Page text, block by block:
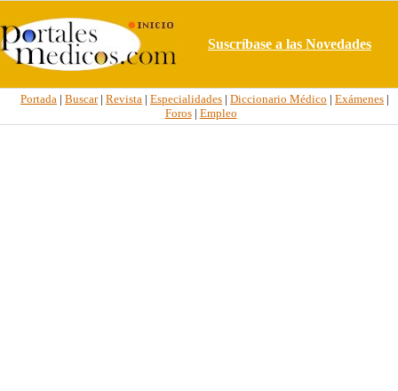
Suscríbase a las Novedades
Portada | Buscar| Revista | Especialidades | Diccionario Médico | Exámenes |
Foros| Empleo